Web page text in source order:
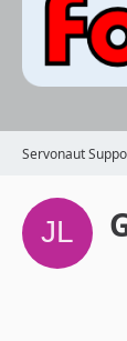
Servonaut